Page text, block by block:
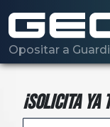
Opositar a
¡Solicita ya